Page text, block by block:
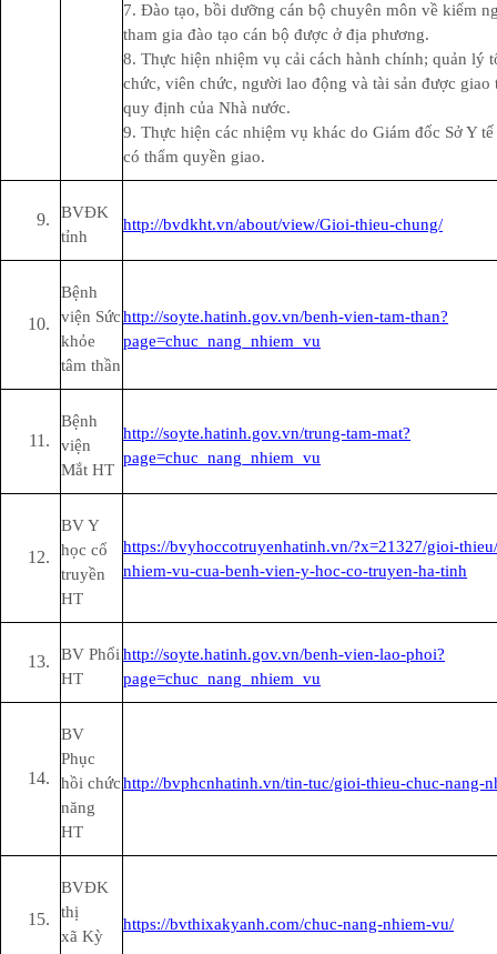
7. Đào tạo, bồi dưỡng cán bộ chuyên môn về kiểm
tham gia đào tạo cán bộ được ở địa phương.
8. Thực hiện nhiệm vụ cải cách hành chính; quản lý
chức, viên chức, người lao động và tài sản được giao
quy định của Nhà nước.
9. Thực hiện các nhiệm vụ khác do Giám đốc Sở Y
có thẩm quyền giao.
BVĐK
tỉnh
http://bvdkht.vn/about/view/Gioi-thieu-chung/
Bệnh
viện Sức
khỏe
tâm thần
http://soyte.hatinh.gov.vn/benh-vien-tam-than?
page=chuc_nang_nhiem_vu
Bệnh
viện
Mắt HT
http://soyte.hatinh.gov.vn/trung-tam-mat?
page=chuc_nang_nhiem_vu
BV Y
học cổ
truyền
HT
https://bvyhoccotruyenhatinh.vn/?x=21327/gioi-
nhiem-vu-cua-benh-vien-y-hoc-co-truyen-ha-tinh
BV Phổi
HT
http://soyte.hatinh.gov.vn/benh-vien-lao-phoi?
page=chuc_nang_nhiem_vu
BV
Phục
hồi chức
năng
HT
http://bvphcnhatinh.vn/tin-tuc/gioi-thieu-chuc-nang-
BVĐK
thị
xã Kỳ
https://bvthixakyanh.com/chuc-nang-nhiem-vu/